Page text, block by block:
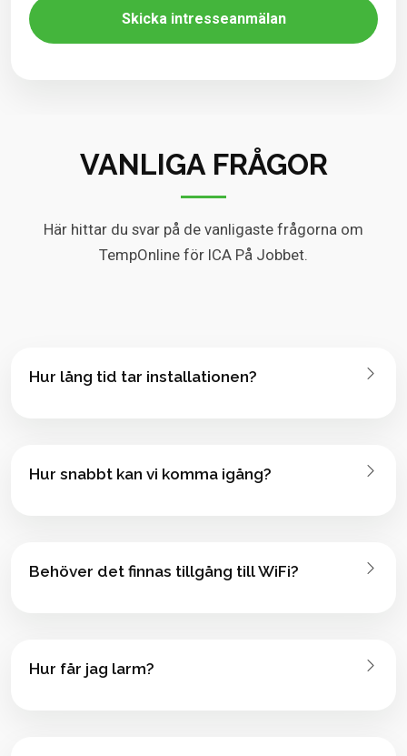
Skicka intresseanmälan
VANLIGA FRÅGOR
Här hittar du svar på de vanligaste frågorna om
TempOnline för ICA På Jobbet.
Hur lång tid tar installationen?
Hur snabbt kan vi komma igång?
Behöver det finnas tillgång till WiFi?
Hur får jag larm?